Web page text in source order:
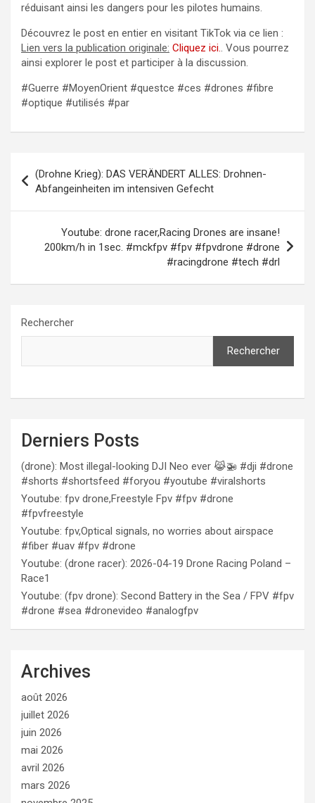
réduisant ainsi les dangers pour les pilotes humains.
Découvrez le post en entier en visitant TikTok via ce lien :
Lien vers la publication originale: Cliquez ici.. Vous pourrez
ainsi explorer le post et participer à la discussion.
#Guerre #MoyenOrient #questce #ces #drones #fibre
#optique #utilisés #par
de
l’article
(Drohne Krieg): DAS VERÄNDERT ALLES: Drohnen-
Abfangeinheiten im intensiven Gefecht
Youtube: drone racer,Racing Drones are insane!
200km/h in 1sec. #mckfpv #fpv #fpvdrone #drone
#racingdrone #tech #drl
Rechercher
Rechercher
Derniers Posts
(drone): Most illegal-looking DJI Neo ever 😹🚁 #dji #drone
#shorts #shortsfeed #foryou #youtube #viralshorts
Youtube: fpv drone,Freestyle Fpv #fpv #drone
#fpvfreestyle
Youtube: fpv,Optical signals, no worries about airspace
#fiber #uav #fpv #drone
Youtube: (drone racer): 2026-04-19 Drone Racing Poland –
Race1
Youtube: (fpv drone): Second Battery in the Sea / FPV #fpv
#drone #sea #dronevideo #analogfpv
Archives
août 2026
juillet 2026
juin 2026
mai 2026
avril 2026
mars 2026